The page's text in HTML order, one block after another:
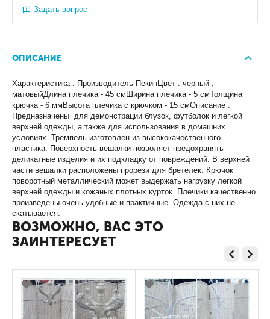
Задать вопрос
ОПИСАНИЕ
Характеристика : Производитель ПекинЦвет : черный ,
матовыйДлина плечика - 45 смШирина плечика - 5 смТолщина
крючка - 6 ммВысота плечика с крючком - 15 смОписание :
Предназначены для демонстрации блузок, футболок и легкой
верхней одежды, а также для использования в домашних
условиях. Тремпель изготовлен из высококачественного
пластика. Поверхность вешалки позволяет предохранять
деликатные изделия и их подкладку от повреждений. В верхней
части вешалки расположены прорези для бретелек. Крючок
поворотный металлический может выдержать нагрузку легкой
верхней одежды и кожаных плотных курток. Плечики качественно
произведены очень удобные и практичные. Одежда с них не
скатывается.
ВОЗМОЖНО, ВАС ЭТО
ЗАИНТЕРЕСУЕТ